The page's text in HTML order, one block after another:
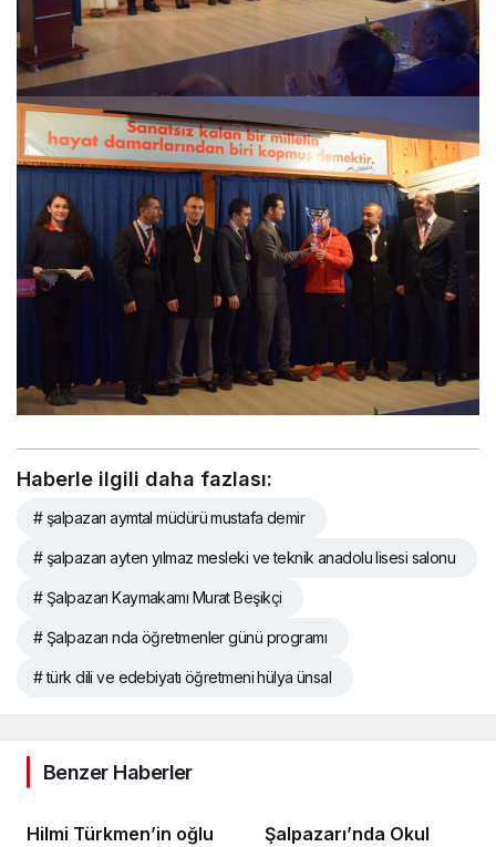
Haberle ilgili daha fazlası:
# şalpazarı aymtal müdürü mustafa demir
# şalpazarı ayten yılmaz mesleki ve teknik anadolu lisesi salonu
# Şalpazarı Kaymakamı Murat Beşikçi
# Şalpazarı nda öğretmenler günü programı
# türk dili ve edebiyatı öğretmeni hülya ünsal
Benzer Haberler
Hilmi Türkmen’in oğlu
Şalpazarı’nda Okul